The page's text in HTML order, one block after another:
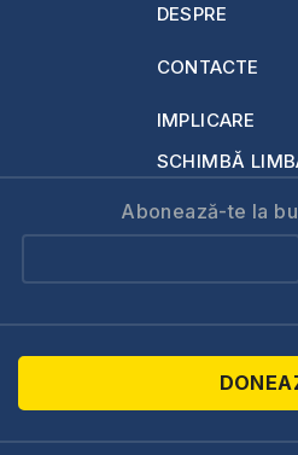
DESPRE
CONTACTE
IMPLICARE
SCHIMBĂ
Abonează-te la